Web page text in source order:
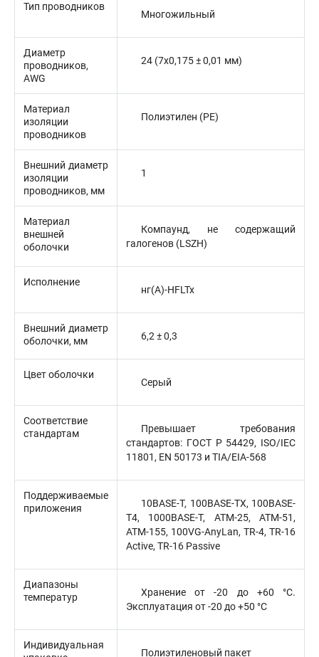
Тип проводников
Многожильный
Диаметр
проводников,
AWG
24 (7x0,175 ± 0,01 мм)
Материал
изоляции
проводников
Полиэтилен (PE)
Внешний диаметр
изоляции
проводников, мм
1
Материал
внешней
оболочки
Компаунд, не содержащий
галогенов (LSZH)
Исполнение
нг(А)-HFLTx
Внешний диаметр
оболочки, мм
6,2 ± 0,3
Цвет оболочки
Серый
Соответствие
стандартам
Превышает требования
стандартов: ГОСТ Р 54429, ISO/IEC
11801, EN 50173 и TIA/EIA-568
Поддерживаемые
приложения
10BASE-T, 100BASE-TX, 100BASE-
T4, 1000BASE-T, ATM-25, ATM-51,
ATM-155, 100VG-AnyLan, TR-4, TR-16
Active, TR-16 Passive
Диапазоны
температур
Хранение от -20 до +60 °C.
Эксплуатация от -20 до +50 °C
Индивидуальная
Полиэтиленовый пакет